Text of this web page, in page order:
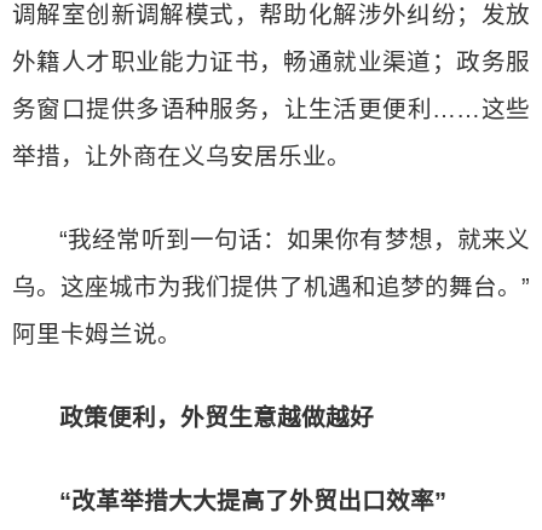
调解室创新调解模式，帮助化解涉外纠纷；发放
外籍人才职业能力证书，畅通就业渠道；政务服
务窗口提供多语种服务，让生活更便利……这些
举措，让外商在义乌安居乐业。
“我经常听到一句话：如果你有梦想，就来义
乌。这座城市为我们提供了机遇和追梦的舞台。”
阿里卡姆兰说。
政策便利，外贸生意越做越好
“改革举措大大提高了外贸出口效率”